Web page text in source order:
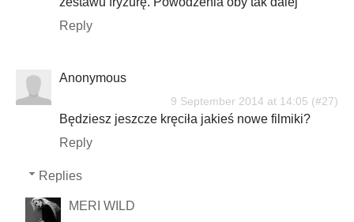
Reply
Anonymous
9 September 2014 at 14:05
Będziesz jeszcze kręciła jakieś nowe filmiki?
Reply
Replies
MERI WILD